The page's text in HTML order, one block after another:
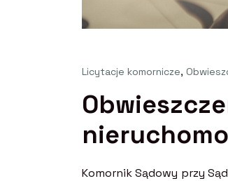
Licytacje komornicze,
Komornik Sądowy przy